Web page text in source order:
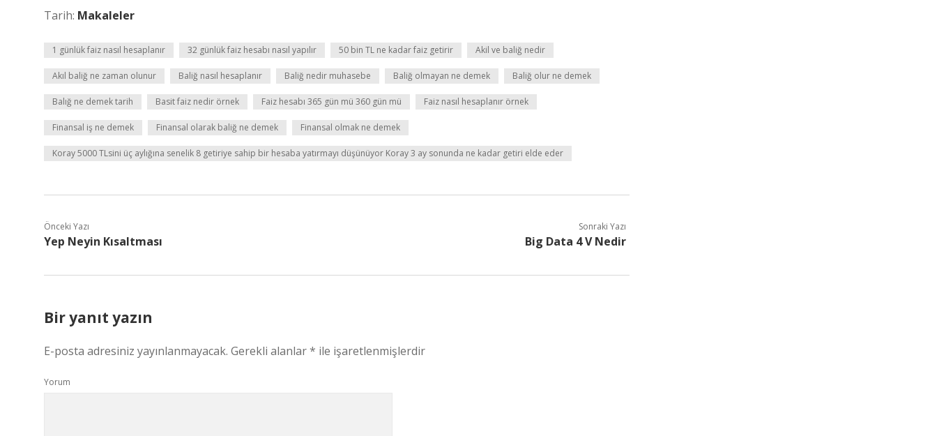
Tarih: Makaleler
1 günlük faiz nasıl hesaplanır 32 günlük faiz hesabı nasıl yapılır 50 bin TL ne kadar faiz getirir Akil ve baliğ nedir
Akıl baliğ ne zaman olunur Baliğ nasıl hesaplanır Baliğ nedir muhasebe Baliğ olmayan ne demek Baliğ olur ne demek
Balığ ne demek tarih Basit faiz nedir örnek Faiz hesabı 365 gün mü 360 gün mü Faiz nasıl hesaplanır örnek
Finansal iş ne demek Finansal olarak baliğ ne demek Finansal olmak ne demek
Koray 5000 TLsini üç aylığına senelik 8 getiriye sahip bir hesaba yatırmayı düşünüyor Koray 3 ay sonunda ne kadar getiri elde eder
Önceki Yazı
Yep Neyin Kısaltması
Sonraki Yazı
Big Data 4 V Nedir
Bir yanıt yazın
E-posta adresiniz yayınlanmayacak. Gerekli alanlar* ile işaretlenmişlerdir
Yorum